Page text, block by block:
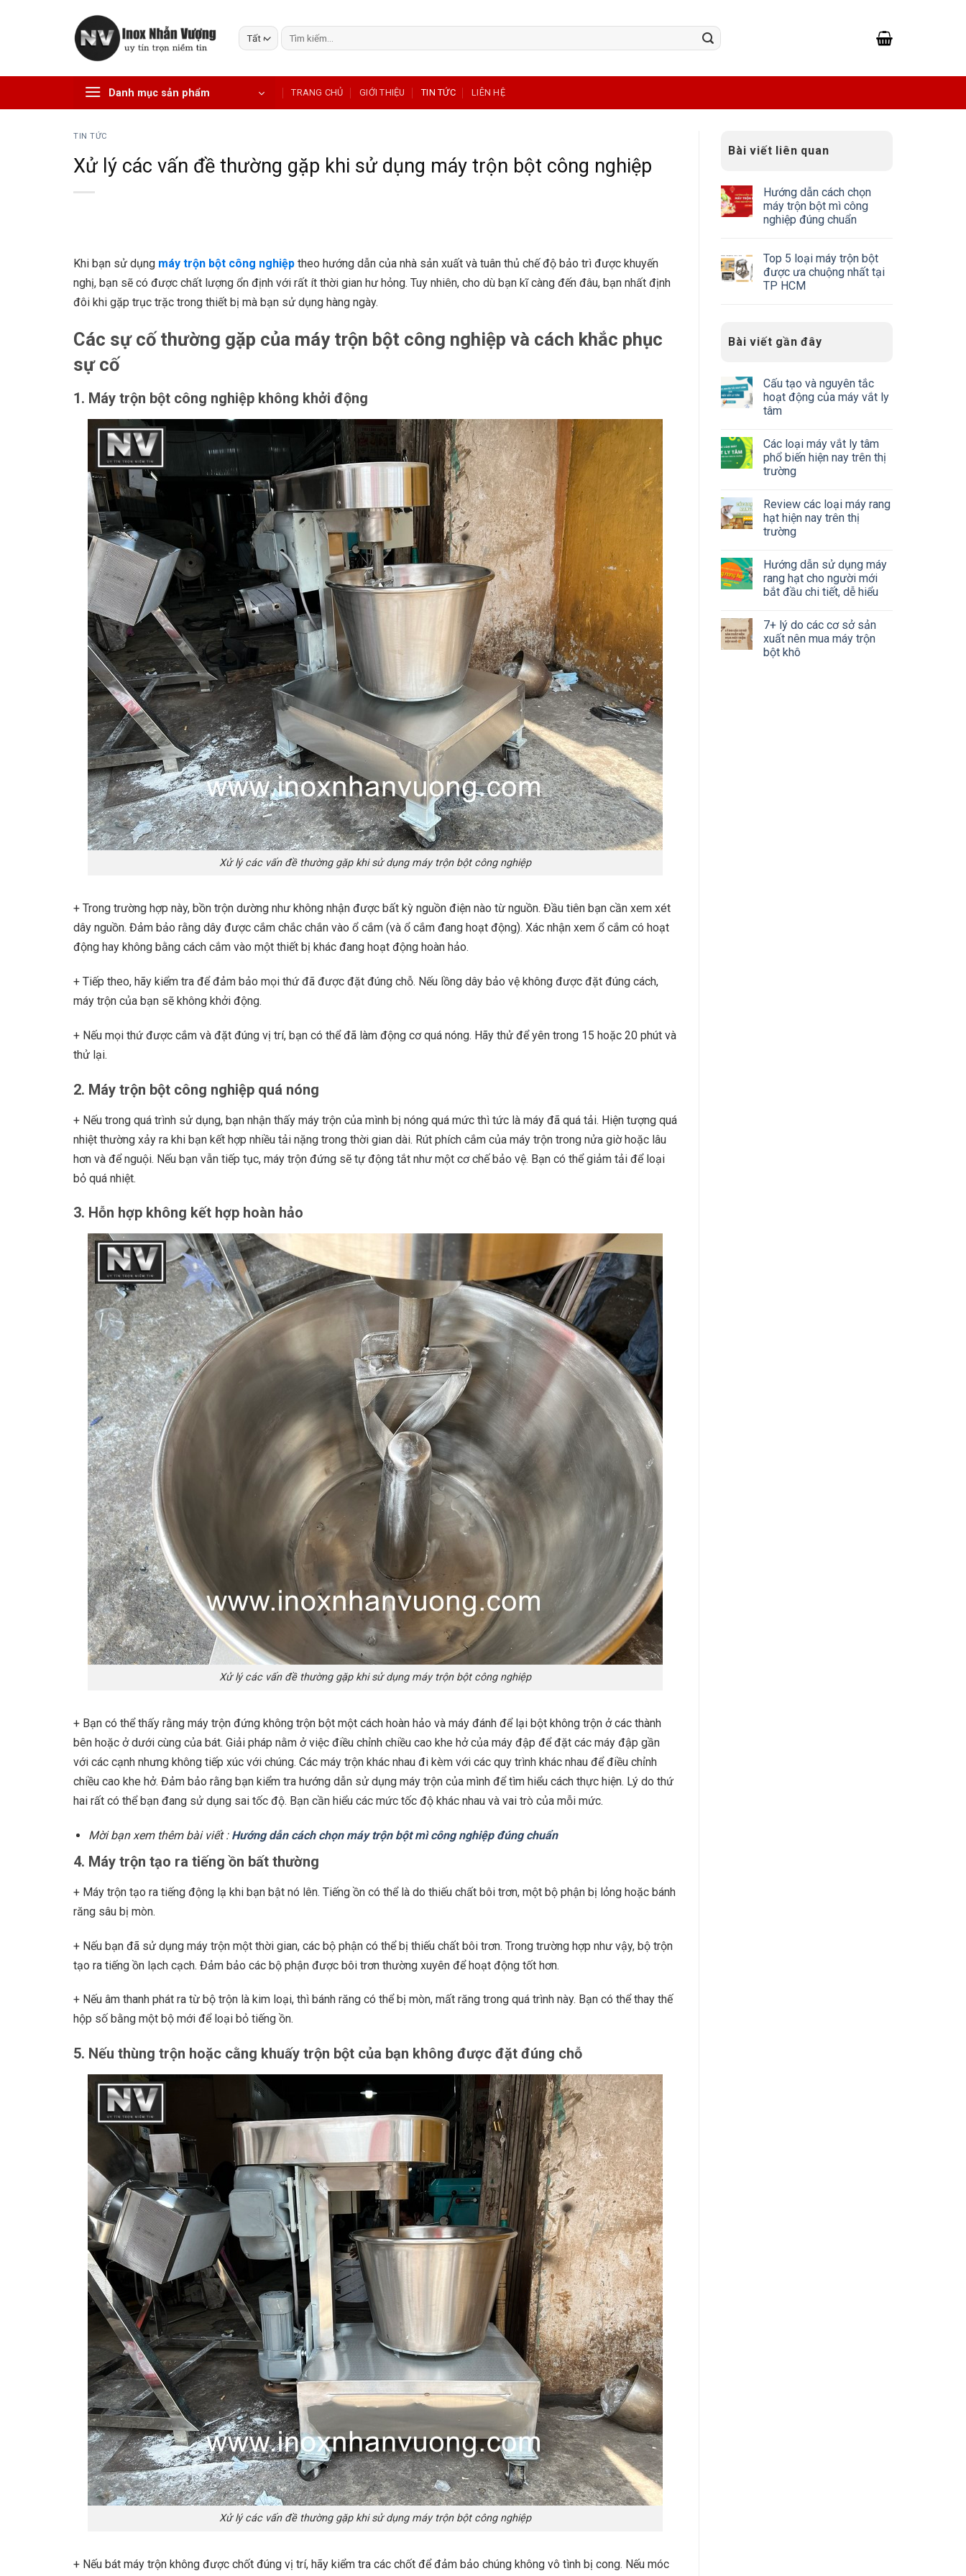
Tìm
kiếm:
Danh mục sản phẩm TRANG CHỦ GIỚI THIỆU TIN TỨC LIÊN HỆ
TIN TỨC
Xử lý các vấn đề thường gặp khi sử dụng máy trộn bột công nghiệp
Khi bạn sử dụng máy trộn bột công nghiệp theo hướng dẫn của nhà sản xuất và tuân thủ chế độ bảo trì được khuyến
nghị, bạn sẽ có được chất lượng ổn định với rất ít thời gian hư hỏng. Tuy nhiên, cho dù bạn kĩ càng đến đâu, bạn nhất định
đôi khi gặp trục trặc trong thiết bị mà bạn sử dụng hàng ngày.
Các sự cố thường gặp của máy trộn bột công nghiệp và cách khắc phục
sự cố
1. Máy trộn bột công nghiệp không khởi động
Xử lý các vấn đề thường gặp khi sử dụng máy trộn bột công nghiệp
+ Trong trường hợp này, bồn trộn dường như không nhận được bất kỳ nguồn điện nào từ nguồn. Đầu tiên bạn cần xem xét
dây nguồn. Đảm bảo rằng dây được cắm chắc chắn vào ổ cắm (và ổ cắm đang hoạt động). Xác nhận xem ổ cắm có hoạt
động hay không bằng cách cắm vào một thiết bị khác đang hoạt động hoàn hảo.
+ Tiếp theo, hãy kiểm tra để đảm bảo mọi thứ đã được đặt đúng chỗ. Nếu lồng dây bảo vệ không được đặt đúng cách,
máy trộn của bạn sẽ không khởi động.
+ Nếu mọi thứ được cắm và đặt đúng vị trí, bạn có thể đã làm động cơ quá nóng. Hãy thử để yên trong 15 hoặc 20 phút và
thử lại.
2. Máy trộn bột công nghiệp quá nóng
+ Nếu trong quá trình sử dụng, bạn nhận thấy máy trộn của mình bị nóng quá mức thì tức là máy đã quá tải. Hiện tượng quá
nhiệt thường xảy ra khi bạn kết hợp nhiều tải nặng trong thời gian dài. Rút phích cắm của máy trộn trong nửa giờ hoặc lâu
hơn và để nguội. Nếu bạn vẫn tiếp tục, máy trộn đứng sẽ tự động tắt như một cơ chế bảo vệ. Bạn có thể giảm tải để loại
bỏ quá nhiệt.
3. Hỗn hợp không kết hợp hoàn hảo
Xử lý các vấn đề thường gặp khi sử dụng máy trộn bột công nghiệp
+ Bạn có thể thấy rằng máy trộn đứng không trộn bột một cách hoàn hảo và máy đánh để lại bột không trộn ở các thành
bên hoặc ở dưới cùng của bát. Giải pháp nằm ở việc điều chỉnh chiều cao khe hở của máy đập để đặt các máy đập gần
với các cạnh nhưng không tiếp xúc với chúng. Các máy trộn khác nhau đi kèm với các quy trình khác nhau để điều chỉnh
chiều cao khe hở. Đảm bảo rằng bạn kiểm tra hướng dẫn sử dụng máy trộn của mình để tìm hiểu cách thực hiện. Lý do thứ
hai rất có thể bạn đang sử dụng sai tốc độ. Bạn cần hiểu các mức tốc độ khác nhau và vai trò của mỗi mức.
Mời bạn xem thêm bài viết : Hướng dẫn cách chọn máy trộn bột mì công nghiệp đúng chuẩn
4. Máy trộn tạo ra tiếng ồn bất thường
+ Máy trộn tạo ra tiếng động lạ khi bạn bật nó lên. Tiếng ồn có thể là do thiếu chất bôi trơn, một bộ phận bị lỏng hoặc bánh
răng sâu bị mòn.
+ Nếu bạn đã sử dụng máy trộn một thời gian, các bộ phận có thể bị thiếu chất bôi trơn. Trong trường hợp như vậy, bộ trộn
tạo ra tiếng ồn lạch cạch. Đảm bảo các bộ phận được bôi trơn thường xuyên để hoạt động tốt hơn.
+ Nếu âm thanh phát ra từ bộ trộn là kim loại, thì bánh răng có thể bị mòn, mất răng trong quá trình này. Bạn có thể thay thế
hộp số bằng một bộ mới để loại bỏ tiếng ồn.
5. Nếu thùng trộn hoặc cằng khuấy trộn bột của bạn không được đặt đúng chỗ
Xử lý các vấn đề thường gặp khi sử dụng máy trộn bột công nghiệp
+ Nếu bát máy trộn không được chốt đúng vị trí, hãy kiểm tra các chốt để đảm bảo chúng không vô tình bị cong. Nếu móc
Bài viết liên quan
Hướng dẫn cách chọn
máy trộn bột mì công
nghiệp đúng chuẩn
Top 5 loại máy trộn bột
được ưa chuộng nhất tại
TP HCM
Bài viết gần đây
Cấu tạo và nguyên tắc
hoạt động của máy vắt ly
tâm
Các loại máy vắt ly tâm
phổ biến hiện nay trên thị
trường
Review các loại máy rang
hạt hiện nay trên thị
trường
Hướng dẫn sử dụng máy
rang hạt cho người mới
bắt đầu chi tiết, dễ hiểu
7+ lý do các cơ sở sản
xuất nên mua máy trộn
bột khô